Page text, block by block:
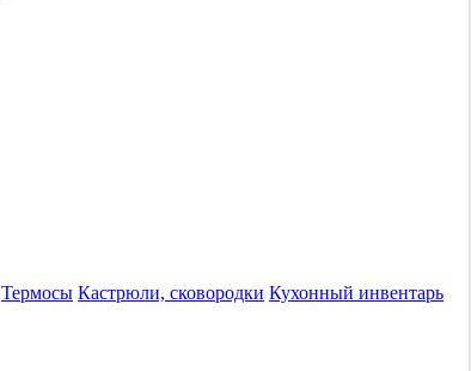
Термосы Кастрюли, сковородки Кухонный инвентарь